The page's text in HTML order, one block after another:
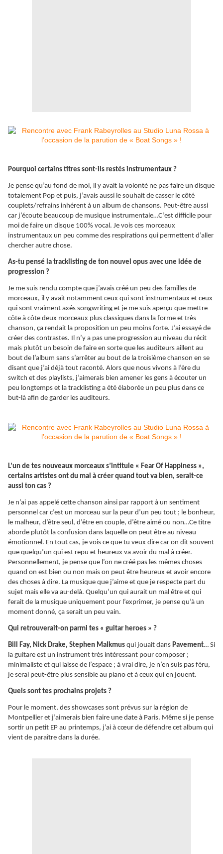
Pourquoi certains titres sont-ils restés instrumentaux ?
Je pense qu’au fond de moi, il y avait la volonté ne pas faire un disque
totalement Pop et puis, j’avais aussi le souhait de casser le côté
couplets/refrains inhérent à un album de chansons. Peut-être aussi
car j’écoute beaucoup de musique instrumentale…C’est difficile pour
moi de faire un disque 100% vocal. Je vois ces morceaux
instrumentaux un peu comme des respirations qui permettent d’aller
chercher autre chose.
As-tu pensé la tracklisting de ton nouvel opus avec une idée de
progression ?
Je me suis rendu compte que j’avais créé un peu des familles de
morceaux, il y avait notamment ceux qui sont instrumentaux et ceux
qui sont vraiment axés songwriting et je me suis aperçu que mettre
côte à côte deux morceaux plus classiques dans la forme et très
chanson, ça rendait la proposition un peu moins forte. J’ai essayé de
créer des contrastes. Il n’y a pas une progression au niveau du récit
mais plutôt un besoin de faire en sorte que les auditeurs aillent au
bout de l’album sans s’arrêter au bout de la troisième chanson en se
disant que j’ai déjà tout raconté. Alors que nous vivons à l’ère du
switch et des playlists, j’aimerais bien amener les gens à écouter un
peu longtemps et la tracklisting a été élaborée un peu plus dans ce
but-là afin de garder les auditeurs.
L’un de tes nouveaux morceaux s’intitule « Fear Of Happiness »,
certains artistes ont du mal à créer quand tout va bien, serait-ce
aussi ton cas ?
Je n’ai pas appelé cette chanson ainsi par rapport à un sentiment
personnel car c’est un morceau sur la peur d’un peu tout ; le bonheur,
le malheur, d’être seul, d’être en couple, d’être aimé ou non…Ce titre
aborde plutôt la confusion dans laquelle on peut être au niveau
émotionnel. En tout cas, je vois ce que tu veux dire car on dit souvent
que quelqu’un qui est repu et heureux va avoir du mal à créer.
Personnellement, je pense que l’on ne créé pas les mêmes choses
quand on est bien ou non mais on peut être heureux et avoir encore
des choses à dire. La musique que j’aime et que je respecte part du
sujet mais elle va au-delà. Quelqu’un qui aurait un mal être et qui
ferait de la musique uniquement pour l’exprimer, je pense qu’à un
moment donné, ça serait un peu vain.
Qui retrouverait-on parmi tes « guitar heroes » ?
Bill Fay, Nick Drake, Stephen Malkmus qui jouait dans Pavement… Si
la guitare est un instrument très intéressant pour composer ;
minimaliste et qui laisse de l’espace ; à vrai dire, je n’en suis pas féru,
je serai peut-être plus sensible au piano et à ceux qui en jouent.
Quels sont tes prochains projets ?
Pour le moment, des showcases sont prévus sur la région de
Montpellier et j’aimerais bien faire une date à Paris. Même si je pense
sortir un petit EP au printemps, j’ai à cœur de défendre cet album qui
vient de paraître dans la durée.